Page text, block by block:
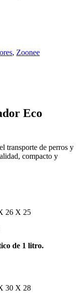
, Zoonee
Eco
transporte de perros y
compacto y
26 X 25
de 1 litro.
30 X 28